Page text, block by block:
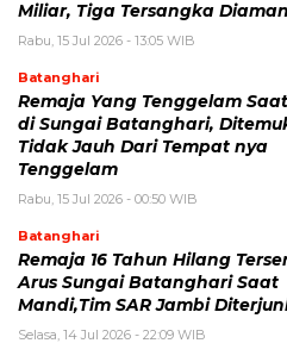
Miliar, Tiga Tersangka
Rabu, 15 Jul 2026 - 13:05 WIB
Batanghari
Remaja Yang Tenggelam
di Sungai Batanghari,
Tidak Jauh Dari Tempat nya
Tenggelam
Rabu, 15 Jul 2026 - 00:50 WIB
Batanghari
Remaja 16 Tahun Hilang
Arus Sungai Batanghari Saat
Mandi,Tim SAR Jambi
Selasa, 14 Jul 2026 - 22:09 WIB